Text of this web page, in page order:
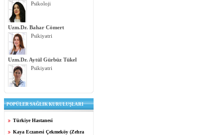
Psikoloji
Uzm.Dr. Bahar Cömert
Psikiyatri
Uzm.Dr. Aytül Gürbüz Tükel
Psikiyatri
POPÜLER SAĞLIK KURULUŞLARI
Türkiye Hastanesi
Kaya Eczanesi Çekmeköy (Zehra